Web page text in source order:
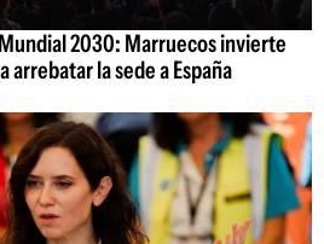
2030: Marruecos invierte
arrebatar la sede a España